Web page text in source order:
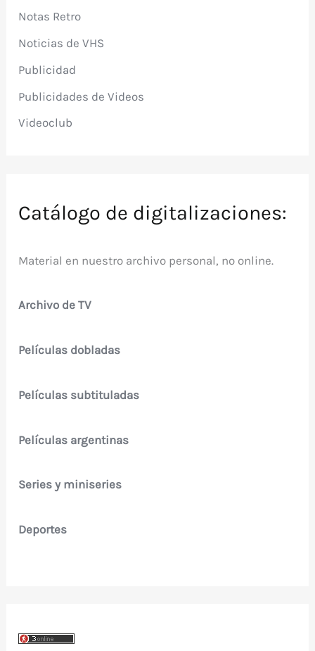
Notas Retro
Noticias de VHS
Publicidad
Publicidades de Videos
Videoclub
Catálogo de digitalizaciones:
Material en nuestro archivo personal, no online.
Archivo de TV
Películas dobladas
Películas subtituladas
Películas argentinas
Series y miniseries
Deportes